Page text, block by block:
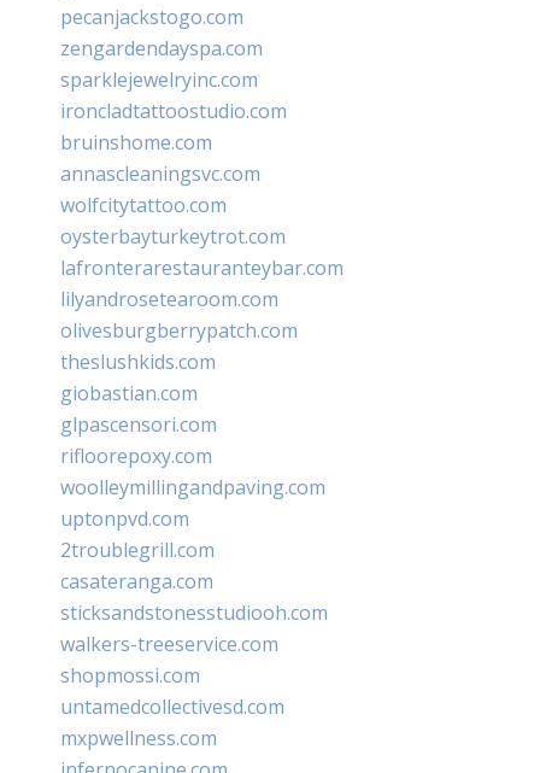
pecanjackstogo.com
zengardendayspa.com
sparklejewelryinc.com
ironcladtattoostudio.com
bruinshome.com
annascleaningsvc.com
wolfcitytattoo.com
oysterbayturkeytrot.com
lafronterarestauranteybar.com
lilyandrosetearoom.com
olivesburgberrypatch.com
theslushkids.com
giobastian.com
glpascensori.com
rifloorepoxy.com
woolleymillingandpaving.com
uptonpvd.com
2troublegrill.com
casateranga.com
sticksandstonesstudiooh.com
walkers-treeservice.com
shopmossi.com
untamedcollectivesd.com
mxpwellness.com